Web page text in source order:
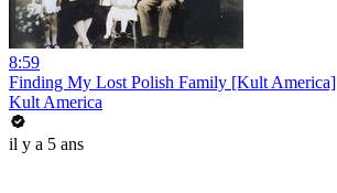
8:59
Finding My Lost Polish Family [Kult America]
Kult America
il y a 5 ans